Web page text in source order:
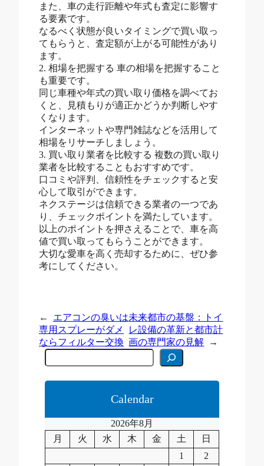
また、車の走行距離や年式も査定に影響す
る要素です。
なるべく状態が良いタイミングで買い取っ
てもらうと、査定額が上がる可能性があり
ます。
2. 相場を把握する 車の相場を把握すること
も重要です。
同じ車種や年式の買い取り価格を調べてお
くと、見積もりが適正かどうか判断しやす
くなります。
インターネットや専門雑誌などを活用して
相場をリサーチしましょう。
3. 買い取り業者を比較する 複数の買い取り
業者を比較することもおすすめです。
口コミや評判、信頼性をチェックすると安
心して取引ができます。
ネクステージは信頼できる業者の一つであ
り、チェックポイントを満たしています。
以上のポイントを押さえることで、車を高
値で買い取ってもらうことができます。
大切な愛車を高く売却するために、ぜひ参
考にしてください。
←
エアコンの臭いは
専用スプレーがダメ
ならフィルター交換
未来都市の基盤：トイ
レ設備の革新と都市計
画の専門家の見解
→
C
e
c
Calendar
2026年8月
月
火 水 木 金 土
日
1
2